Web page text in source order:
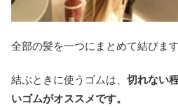
全部の髪を一つにまとめて結びます
結ぶときに使うゴムは、 切れない
いゴムがオススメです。